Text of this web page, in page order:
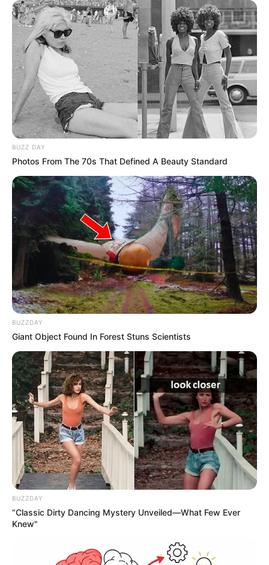
BUZZ DAY
Photos From The 70s That Defined A Beauty Standard
BUZZDAY
Giant Object Found In Forest Stuns Scientists
BUZZDAY
“Classic Dirty Dancing Mystery Unveiled—What Few Ever
Knew"